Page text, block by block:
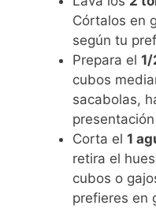
Córtalos en
según tu
Prepara el 1/
cubos
sacabolas,
Corta el 1
retira el
cubos o
prefieres en